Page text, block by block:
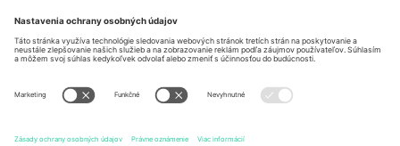
Mexico
Av Chapultepec 360, Roma
Norte, Cuauhtémoc, 06700
Ciudad de México, CDMX,
Mexico
Právna subjektivita poskytovateľa platformy sa môže líšiť v závislosti